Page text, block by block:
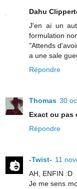
Dahu
J'en ai un
formulation
"Attends
a une sale
Répondre
Thomas 30
Exact ou pas
Répondre
-Twist- 11
AH, ENFIN :D
Je me sens